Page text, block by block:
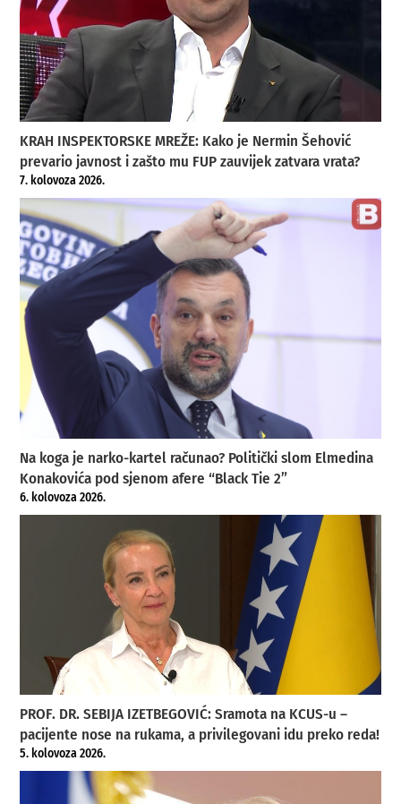
KRAH INSPEKTORSKE MREŽE: Kako je Nermin Šehović
prevario javnost i zašto mu FUP zauvijek zatvara vrata?
7. kolovoza 2026.
Na koga je narko-kartel računao? Politički slom Elmedina
Konakovića pod sjenom afere “Black Tie 2”
6. kolovoza 2026.
PROF. DR. SEBIJA IZETBEGOVIĆ: Sramota na KCUS-u –
pacijente nose na rukama, a privilegovani idu preko reda!
5. kolovoza 2026.